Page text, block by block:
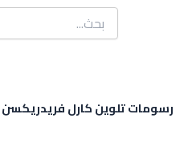
رسومات تلوين كارل